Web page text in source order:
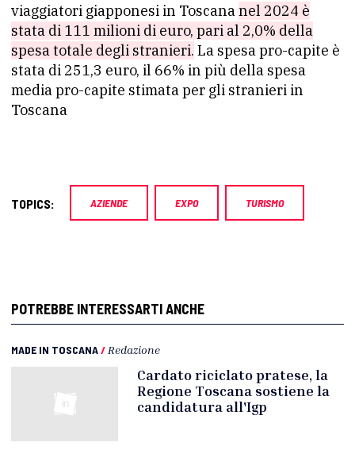
viaggiatori giapponesi in Toscananel 2024 è
stata di 111 milioni di euro, pari al 2,0% della
spesa totale degli stranieri. La spesa pro-capite è
stata di 251,3 euro, il 66% in più della spesa
media pro-capite stimata per gli stranieri in
Toscana
TOPICS: AZIENDE EXPO TURISMO
POTREBBE INTERESSARTI ANCHE
MADE IN TOSCANA/ Redazione
Cardato riciclato pratese, la
Regione Toscana sostiene la
candidatura all'Igp